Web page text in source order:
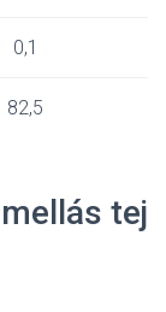
0,1
82,5
tej